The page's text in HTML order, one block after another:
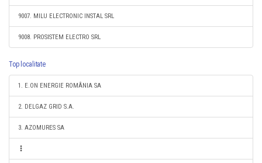
9007. MILU ELECTRONIC INSTAL SRL
9008. PROSISTEM ELECTRO SRL
Top localitate
1. E.ON ENERGIE ROMÂNIA SA
2. DELGAZ GRID S.A.
3. AZOMURES SA